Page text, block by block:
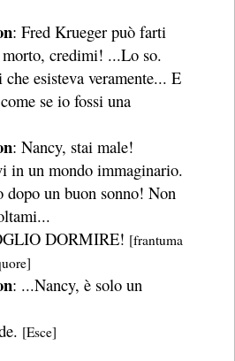
: Fred Krueger può farti
credimi! ...Lo so.
che esisteva veramente... E
se io fossi una
: Nancy, stai male!
in un mondo immaginario.
un buon sonno! Non
DORMIRE! [frantuma
: ...Nancy, è solo un
[Esce]